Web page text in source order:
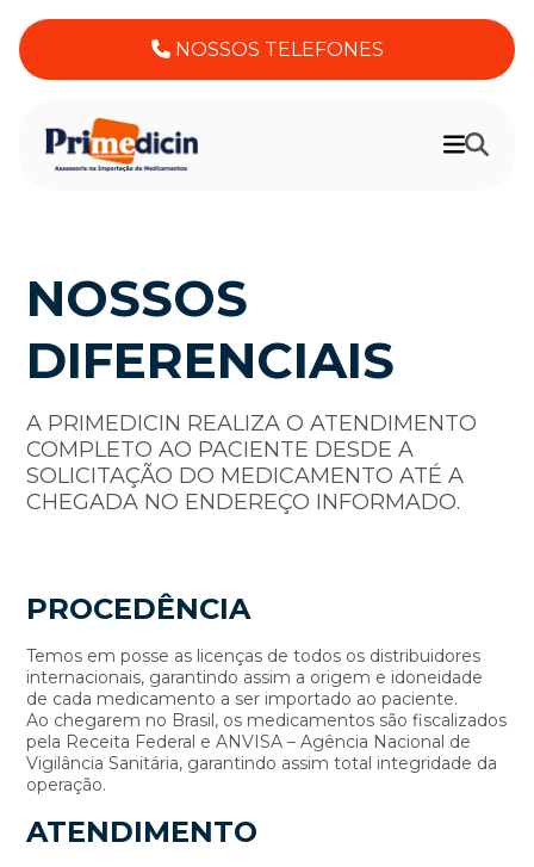
NOSSOS TELEFONES
NOSSOS
DIFERENCIAIS
A PRIMEDICIN REALIZA O ATENDIMENTO
COMPLETO AO PACIENTE DESDE A
SOLICITAÇÃO DO MEDICAMENTO ATÉ A
CHEGADA NO ENDEREÇO INFORMADO.
PROCEDÊNCIA
Temos em posse as licenças de todos os distribuidores
internacionais, garantindo assim a origem e idoneidade
de cada medicamento a ser importado ao paciente.
Ao chegarem no Brasil, os medicamentos são fiscalizados
pela Receita Federal e ANVISA – Agência Nacional de
Vigilância Sanitária, garantindo assim total integridade da
operação.
ATENDIMENTO